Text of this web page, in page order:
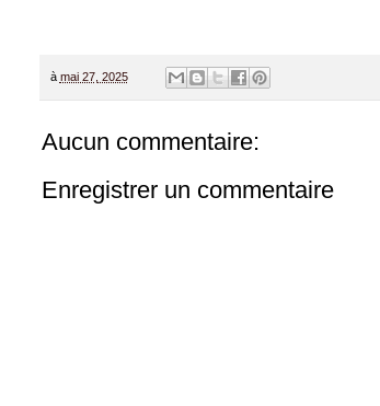
à mai 27, 2025
Aucun commentaire:
Enregistrer un commentaire